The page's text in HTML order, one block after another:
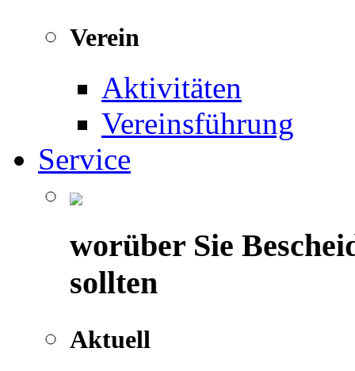
Verein
Aktivitäten
Vereinsführung
Service
worüber Sie
sollten
Aktuell